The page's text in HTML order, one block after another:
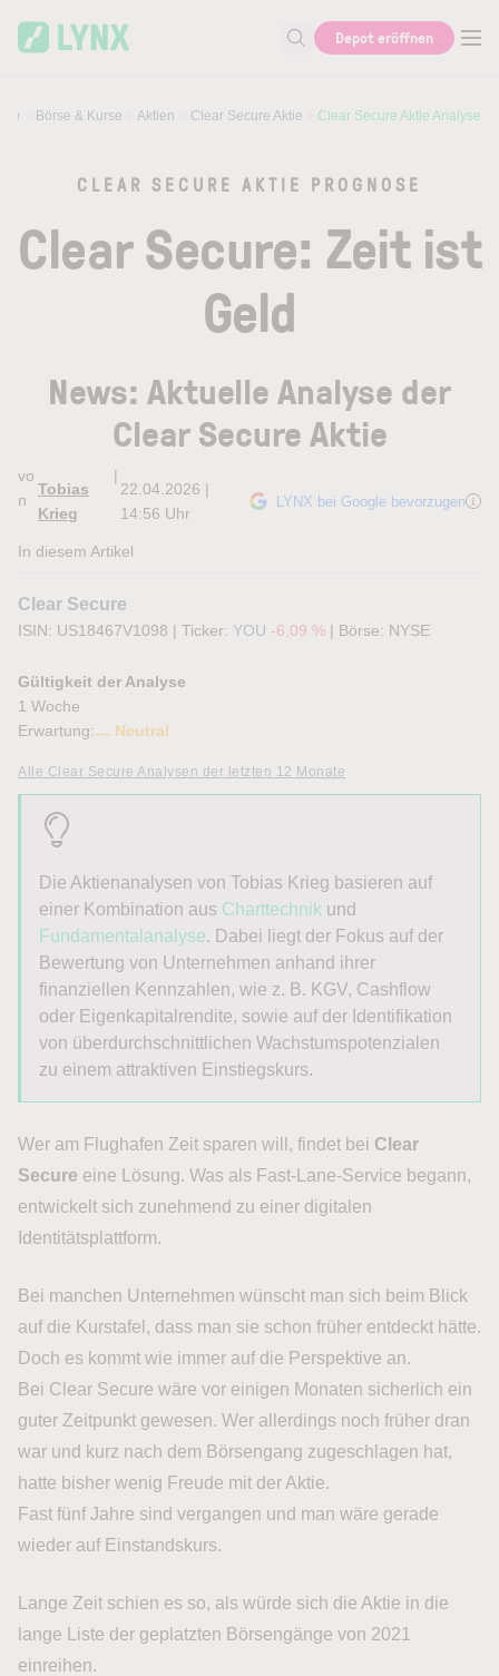
Suche nach Aktie, Autor...
Depot eröffnen
Börse & Kurse Aktien Clear Secure Aktie Clear Secure Aktie Analyse
CLEAR SECURE AKTIE PROGNOSE
Clear Secure: Zeit ist
Geld
News: Aktuelle Analyse der
Clear Secure Aktie
vo
n
Tobias
Krieg
|
22.04.2026 |
14:56 Uhr
LYNX bei Google bevorzugen
In diesem Artikel
Clear Secure
ISIN: US18467V1098 | Ticker: YOU -6,09 % | Börse: NYSE
Gültigkeit der Analyse
1 Woche
Erwartung:
Neutral
Alle Clear Secure Analysen der letzten 12 Monate
Die Aktienanalysen von Tobias Krieg basieren auf
einer Kombination aus Charttechnik und
Fundamentalanalyse. Dabei liegt der Fokus auf der
Bewertung von Unternehmen anhand ihrer
finanziellen Kennzahlen, wie z. B. KGV, Cashflow
oder Eigenkapitalrendite, sowie auf der Identifikation
von überdurchschnittlichen Wachstumspotenzialen
zu einem attraktiven Einstiegskurs.
Wer am Flughafen Zeit sparen will, findet bei Clear
Secure eine Lösung. Was als Fast-Lane-Service begann,
entwickelt sich zunehmend zu einer digitalen
Identitätsplattform.
Bei manchen Unternehmen wünscht man sich beim Blick
auf die Kurstafel, dass man sie schon früher entdeckt hätte.
Doch es kommt wie immer auf die Perspektive an.
Bei Clear Secure wäre vor einigen Monaten sicherlich ein
guter Zeitpunkt gewesen. Wer allerdings noch früher dran
war und kurz nach dem Börsengang zugeschlagen hat,
hatte bisher wenig Freude mit der Aktie.
Fast fünf Jahre sind vergangen und man wäre gerade
wieder auf Einstandskurs.
Lange Zeit schien es so, als würde sich die Aktie in die
lange Liste der geplatzten Börsengänge von 2021
einreihen.